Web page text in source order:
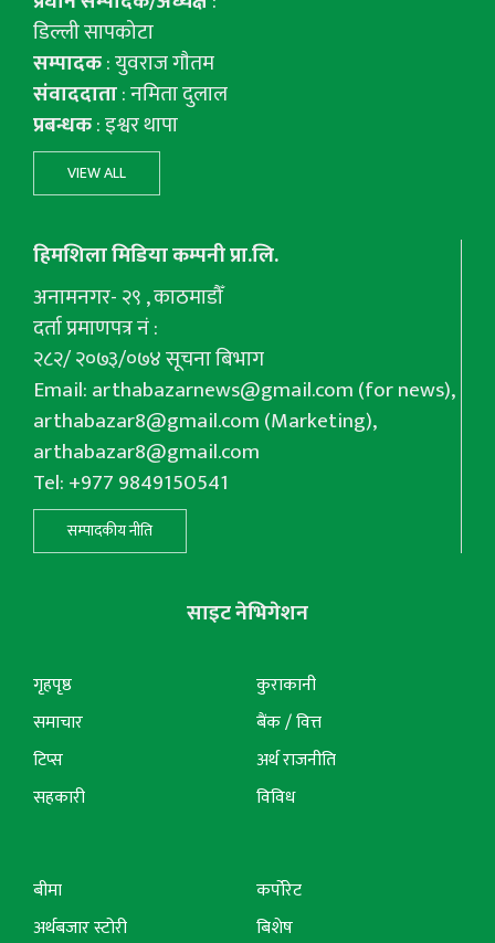
डिल्ली सापकोटा
सम्पादक: युवराज गाैतम
संवाददाता: नमिता दुलाल
प्रबन्धक: इश्वर थापा
VIEW ALL
हिमशिला मिडिया कम्पनी प्रा.लि.
अनामनगर- २९ , काठमाडौँ
दर्ता प्रमाणपत्र नं :
२८२/ २०७३/०७४ सूचना बिभाग
Email:arthabazarnews@gmail.com(for news),
arthabazar8@gmail.com(Marketing),
arthabazar8@gmail.com
Tel: +977 9849150541
सम्पादकीय नीति
साइट नेभिगेशन
गृहपृष्ठ
समाचार
टिप्स
सहकारी
कुराकानी
बैंक / वित्त
अर्थ राजनीति
विविध
बीमा
अर्थबजार स्टोरी
कर्पोरेट
बिशेष